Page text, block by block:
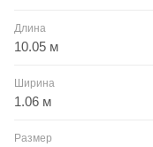
Длина
10.05 м
Ширина
1.06 м
Размер